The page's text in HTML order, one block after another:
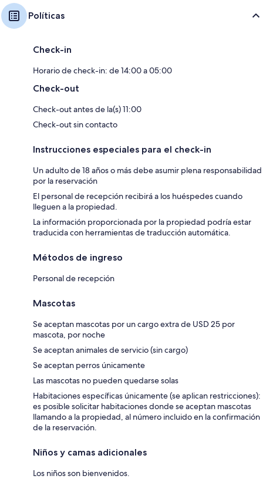
Políticas
Check-in
Horario de check-in: de 14:00 a 05:00
Check-out
Check-out antes de la(s) 11:00
Check-out sin contacto
Instrucciones especiales para el check-in
Un adulto de 18 años o más debe asumir plena responsabilidad
por la reservación
El personal de recepción recibirá a los huéspedes cuando
lleguen a la propiedad.
La información proporcionada por la propiedad podría estar
traducida con herramientas de traducción automática.
Métodos de ingreso
Personal de recepción
Mascotas
Se aceptan mascotas por un cargo extra de USD 25 por
mascota, por noche
Se aceptan animales de servicio (sin cargo)
Se aceptan perros únicamente
Las mascotas no pueden quedarse solas
Habitaciones específicas únicamente (se aplican restricciones):
es posible solicitar habitaciones donde se aceptan mascotas
llamando a la propiedad, al número incluido en la confirmación
de la reservación.
Niños y camas adicionales
Los niños son bienvenidos.